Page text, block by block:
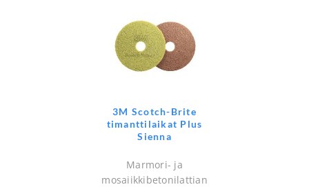
3M Scotch-Brite
timanttilaikat Plus
Sienna
Marmori- ja
mosaiikkibetonilattian